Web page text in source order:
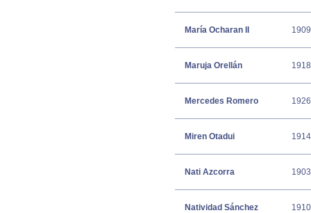
María Ocharan II
Maruja Orellán
Mercedes Romero
Miren Otadui
Nati Azcorra
Natividad Sánchez